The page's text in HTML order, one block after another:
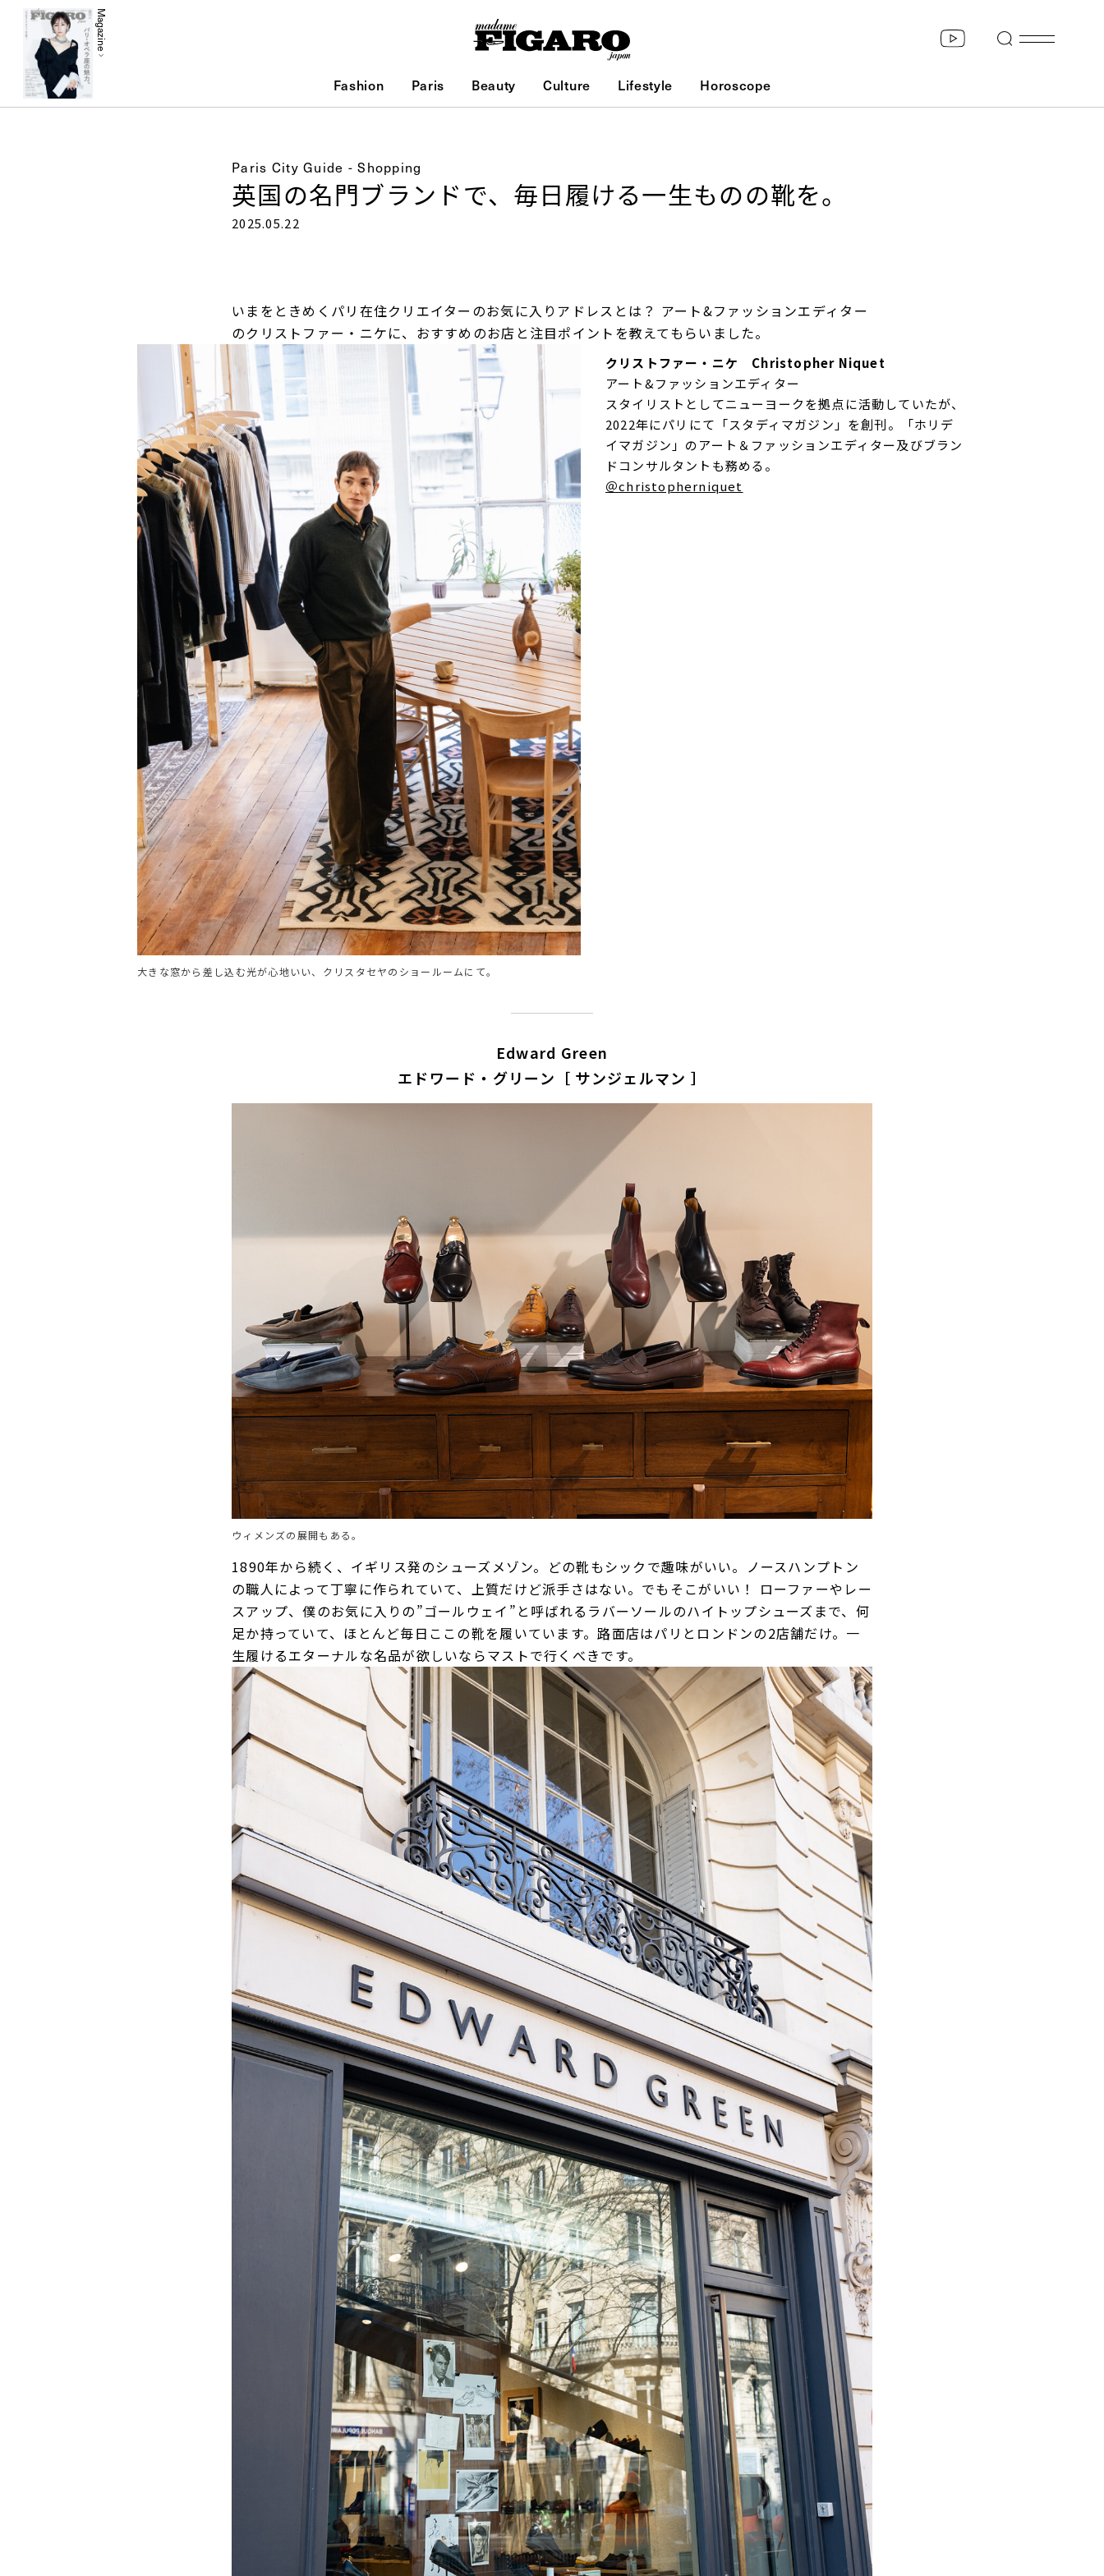
Magazine
Fashion Paris Beauty Culture Lifestyle Horoscope
Paris City Guide - Shopping
英国の名門ブランドで、毎日履ける一生ものの靴を。
2025.05.22
いまをときめくパリ在住クリエイターのお気に入りアドレスとは？ アート&ファッションエディター
のクリストファー・ニケに、おすすめのお店と注目ポイントを教えてもらいました。
クリストファー・ニケ Christopher Niquet
アート&ファッションエディター
スタイリストとしてニューヨークを拠点に活動していたが、
2022年にパリにて「スタディマガジン」を創刊。「ホリデ
イマガジン」のアート＆ファッションエディター及びブラン
ドコンサルタントも務める。
＠christopherniquet
大きな窓から差し込む光が心地いい、クリスタセヤのショールームにて。
Edward Green
エドワード・グリーン［ サンジェルマン ］
ウィメンズの展開もある。
1890年から続く、イギリス発のシューズメゾン。どの靴もシックで趣味がいい。ノースハンプトン
の職人によって丁寧に作られていて、上質だけど派手さはない。でもそこがいい！ ローファーやレー
スアップ、僕のお気に入りの”ゴールウェイ”と呼ばれるラバーソールのハイトップシューズまで、何
足か持っていて、ほとんど毎日ここの靴を履いています。路面店はパリとロンドンの2店舗だけ。一
生履けるエターナルな名品が欲しいならマストで行くべきです。